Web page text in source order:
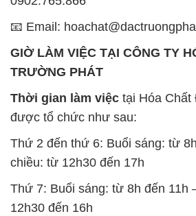
📧 Email:
GIỜ LÀM VIỆC TẠI CÔNG TY
TRƯỜNG PHÁT
Thời gian làm việc tại Hóa
được tổ chức như sau:
Thứ 2 đến thứ 6: Buổi sáng: từ
chiều: từ 12h30 đến 17h
Thứ 7: Buổi sáng: từ 8h đến 11h
12h30 đến 16h